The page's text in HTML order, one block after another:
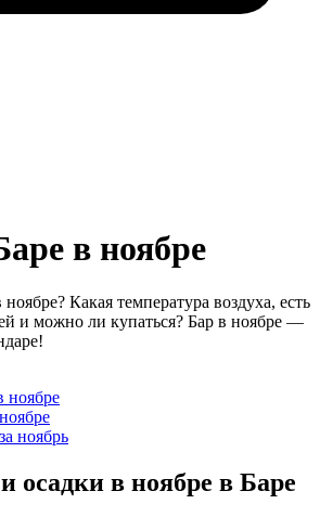
в ноябре
Какая температура воздуха, есть
и можно ли купаться? Бар в ноябре —
ноябре
ноябрь
осадки в ноябре в Баре